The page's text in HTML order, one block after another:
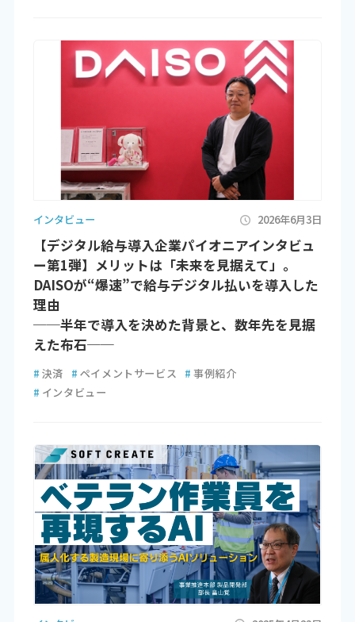
インタビュー 2026年6月3日
【デジタル給与導入企業パイオニアインタビュ
ー第1弾】メリットは「未来を見据えて」。
DAISOが“爆速”で給与デジタル払いを導入した
理由
──半年で導入を決めた背景と、数年先を見据
えた布石──
# 決済 # ペイメントサービス # 事例紹介
# インタビュー